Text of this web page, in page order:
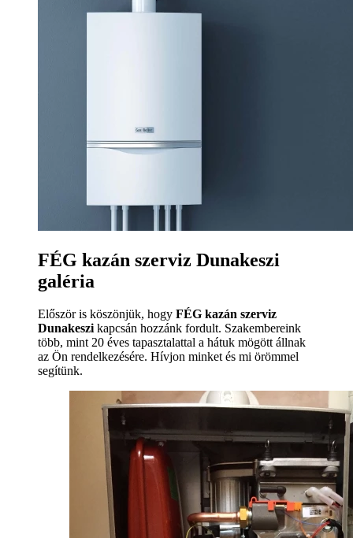
FÉG kazán szerviz Dunakeszi
galéria
Először is köszönjük, hogy FÉG kazán szerviz
Dunakeszikapcsán hozzánk fordult. Szakembereink
több, mint 20 éves tapasztalattal a hátuk mögött állnak
az Ön rendelkezésére. Hívjon minket és mi örömmel
segítünk.